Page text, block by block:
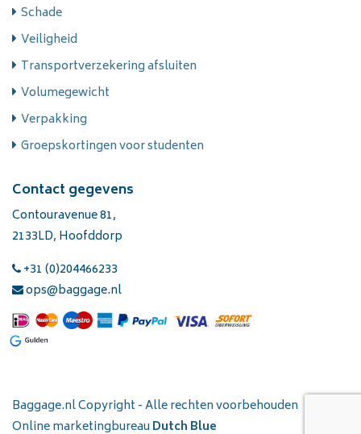
Schade
Veiligheid
Transportverzekering afsluiten
Volumegewicht
Verpakking
Groepskortingen voor studenten
Contact gegevens
Contouravenue 81,
2133LD, Hoofddorp
+31 (0)204466233
ops@baggage.nl
Baggage.nl Copyright - Alle rechten voorbehouden
Online marketingbureau Dutch Blue